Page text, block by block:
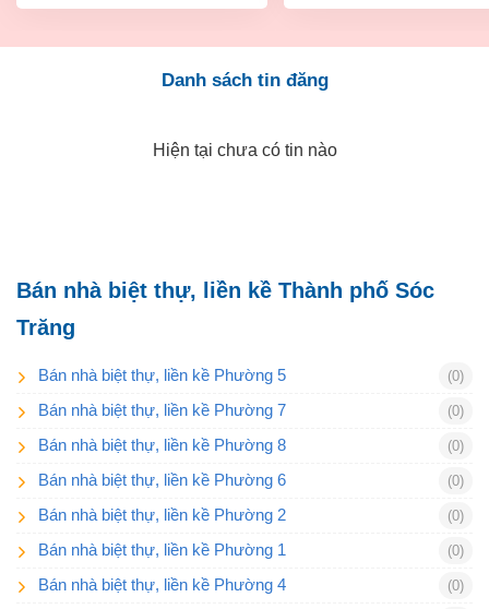
Danh sách tin đăng
Hiện tại chưa có tin nào
Bán nhà biệt thự, liền kề Thành phố Sóc
Trăng
Bán nhà biệt thự, liền kề Phường 5 (0)
Bán nhà biệt thự, liền kề Phường 7 (0)
Bán nhà biệt thự, liền kề Phường 8 (0)
Bán nhà biệt thự, liền kề Phường 6 (0)
Bán nhà biệt thự, liền kề Phường 2 (0)
Bán nhà biệt thự, liền kề Phường 1 (0)
Bán nhà biệt thự, liền kề Phường 4 (0)